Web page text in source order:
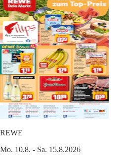
REWE
Mo. 10.8. - Sa. 15.8.2026